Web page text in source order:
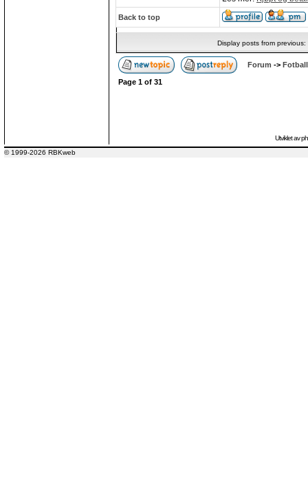
Back to top
Display posts from previous:
Forum ->
Page 1 of 31
Utviklet av
© 1999-2026 RBKweb